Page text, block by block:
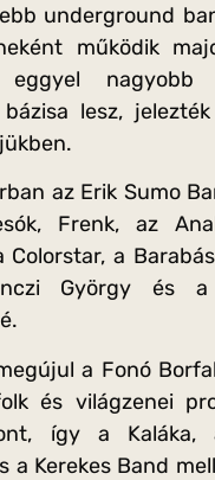
underground
működik
nagyobb
lesz,
az Erik Sumo
Frenk, az
Colorstar, a
György és a
a Fonó
és világzenei
így a Kaláka,
a Kerekes Band